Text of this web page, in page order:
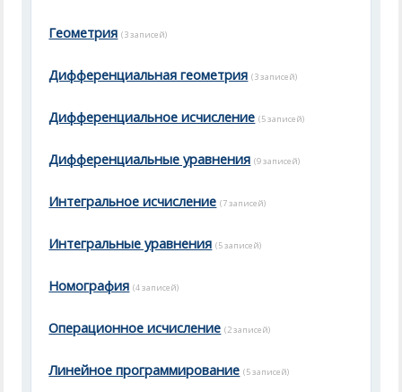
Геометрия (3 записей)
Дифференциальная геометрия (3 записей)
Дифференциальное исчисление (5 записей)
Дифференциальные уравнения (9 записей)
Интегральное исчисление (7 записей)
Интегральные уравнения (5 записей)
Номография (4 записей)
Операционное исчисление (2 записей)
Линейное программирование (5 записей)